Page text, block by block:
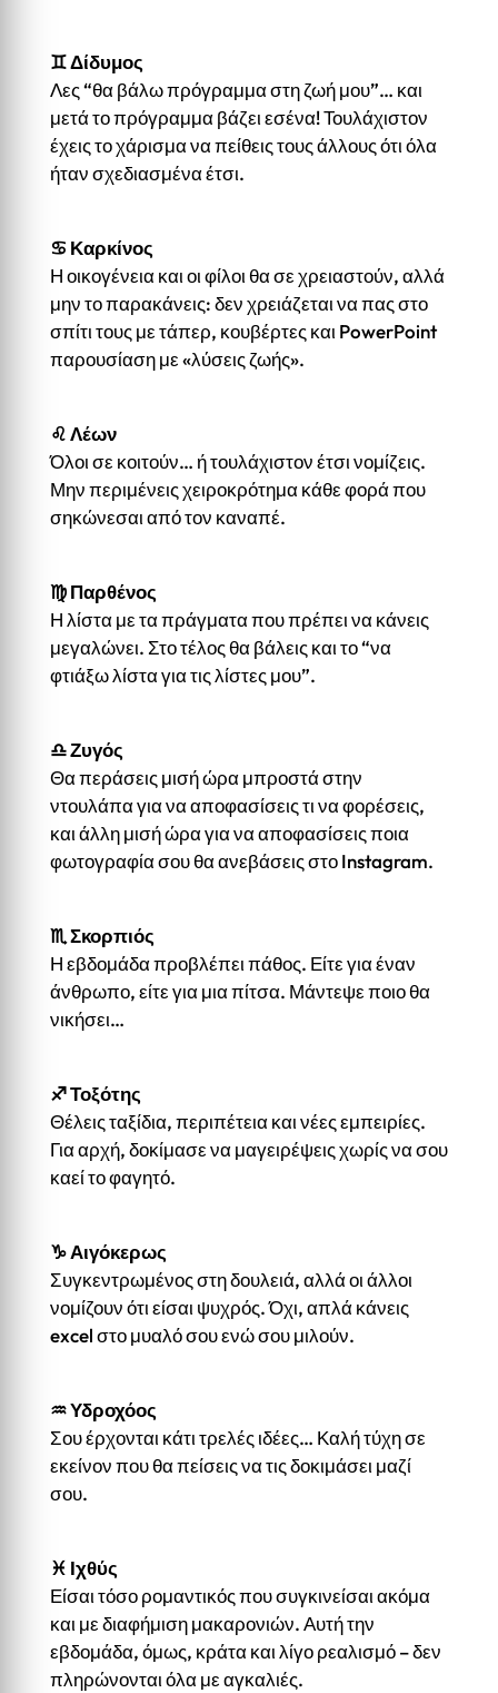
♊Δίδυμος
Λες “θα βάλω πρόγραμμα στη ζωή μου”… και
μετά το πρόγραμμα βάζει εσένα! Τουλάχιστον
έχεις το χάρισμα να πείθεις τους άλλους ότι όλα
ήταν σχεδιασμένα έτσι.
♋ Καρκίνος
Η οικογένεια και οι φίλοι θα σε χρειαστούν, αλλά
μην το παρακάνεις: δεν χρειάζεται να πας στο
σπίτι τους με τάπερ, κουβέρτες και PowerPoint
παρουσίαση με «λύσεις ζωής».
♌Λέων
Όλοι σε κοιτούν… ή τουλάχιστον έτσι νομίζεις.
Μην περιμένεις χειροκρότημα κάθε φορά που
σηκώνεσαι από τον καναπέ.
♍ Παρθένος
Η λίστα με τα πράγματα που πρέπει να κάνεις
μεγαλώνει. Στο τέλος θα βάλεις και το “να
φτιάξω λίστα για τις λίστες μου”.
♎Ζυγός
Θα περάσεις μισή ώρα μπροστά στην
ντουλάπα για να αποφασίσεις τι να φορέσεις,
και άλλη μισή ώρα για να αποφασίσεις ποια
φωτογραφία σου θα ανεβάσεις στο Instagram.
♏Σκορπιός
Η εβδομάδα προβλέπει πάθος. Είτε για έναν
άνθρωπο, είτε για μια πίτσα. Μάντεψε ποιο θα
νικήσει…
♐Τοξότης
Θέλεις ταξίδια, περιπέτεια και νέες εμπειρίες.
Για αρχή, δοκίμασε να μαγειρέψεις χωρίς να σου
καεί το φαγητό.
♑ Αιγόκερως
Συγκεντρωμένος στη δουλειά, αλλά οι άλλοι
νομίζουν ότι είσαι ψυχρός. Όχι, απλά κάνεις
excel στο μυαλό σου ενώ σου μιλούν.
♒Υδροχόος
Σου έρχονται κάτι τρελές ιδέες… Καλή τύχη σε
εκείνον που θα πείσεις να τις δοκιμάσει μαζί
σου.
♓ Ιχθύς
Είσαι τόσο ρομαντικός που συγκινείσαι ακόμα
και με διαφήμιση μακαρονιών. Αυτή την
εβδομάδα, όμως, κράτα και λίγο ρεαλισμό – δεν
πληρώνονται όλα με αγκαλιές.